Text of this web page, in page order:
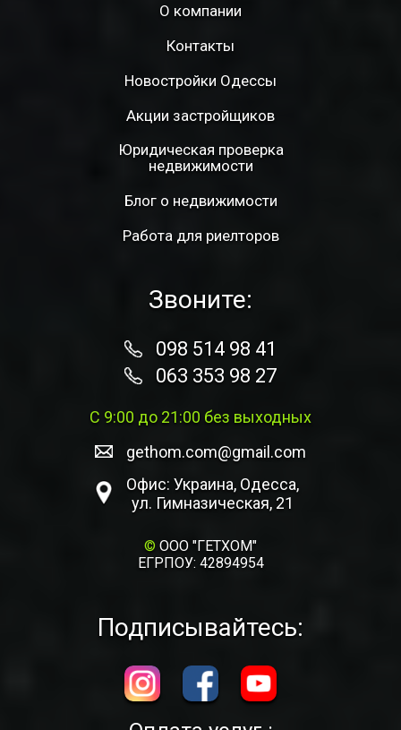
О компании
Контакты
Новостройки Одессы
Акции застройщиков
Юридическая проверка
недвижимости
Блог о недвижимости
Работа для риелторов
Звоните:
098 514 98 41
063 353 98 27
С 9:00 до 21:00 без выходных
gethom.com@gmail.com
Офис: Украина, Одесса,
ул. Гимназическая, 21
© ООО "ГЕТХОМ"
ЕГРПОУ: 42894954
Подписывайтесь: